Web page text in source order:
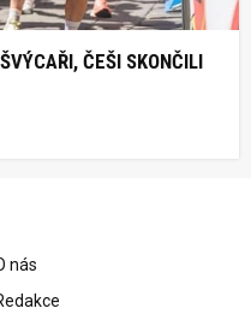
ČEŠI SKONČILI
nás